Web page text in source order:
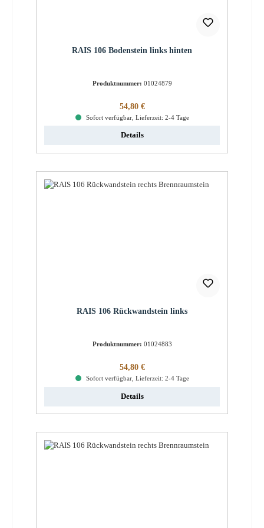
RAIS 106 Bodenstein links hinten
Produktnummer: 01024879
Regulärer Preis:
54,80 €
Sofort verfügbar, Lieferzeit: 2-4 Tage
Details
RAIS 106 Rückwandstein links
Produktnummer: 01024883
Regulärer Preis:
54,80 €
Sofort verfügbar, Lieferzeit: 2-4 Tage
Details